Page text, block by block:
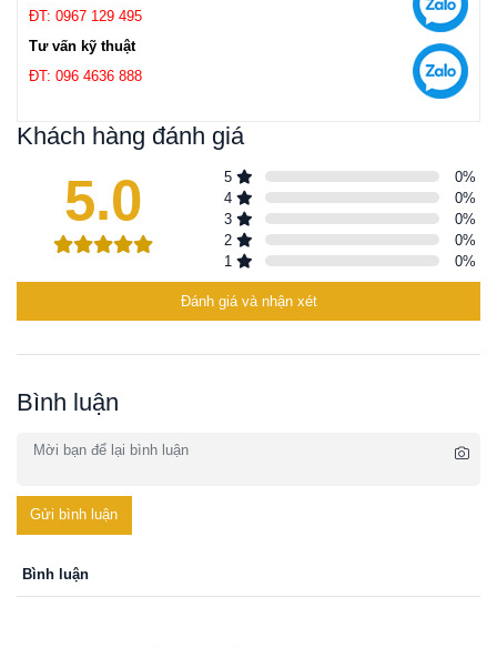
ĐT: 0967 129 495
Tư vấn kỹ thuật
ĐT: 096 4636 888
Khách hàng đánh giá
5.0 5 0%
4
0%
3
0%
2
0%
1
0%
Đánh giá và nhận xét
Bình luận
Gửi bình luận
Bình luận